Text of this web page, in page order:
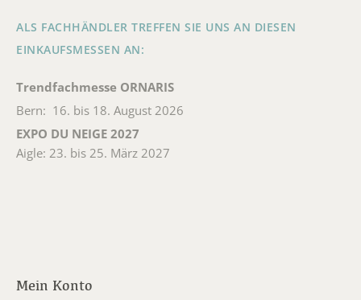
ALS FACHHÄNDLER TREFFEN SIE UNS AN DIESEN
EINKAUFSMESSEN AN:
Trendfachmesse ORNARIS
Bern: 16. bis 18. August 2026
EXPO DU NEIGE 2027
Aigle: 23. bis 25. März 2027
Mein Konto